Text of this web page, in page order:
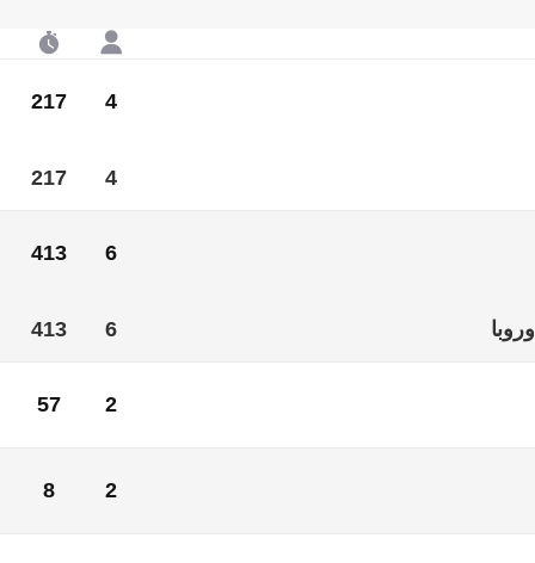
4
217
4
217
6
413
6
413
2
57
2
8